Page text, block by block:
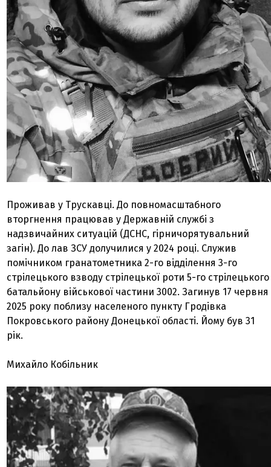
Проживав у Трускавці. До повномасштабного
вторгнення працював у Державній службі з
надзвичайних ситуацій (ДСНС, гірничорятувальний
загін). До лав ЗСУ долучилися у 2024 році. Служив
помічником гранатометника 2-го відділення 3-го
стрілецького взводу стрілецької роти 5-го стрілецького
батальйону військової частини 3002. Загинув 17 червня
2025 року поблизу населеного пункту Гродівка
Покровського району Донецької області. Йому був 31
рік.
Михайло Кобільник